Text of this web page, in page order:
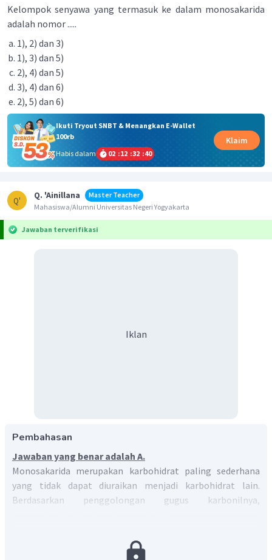
Kelompok senyawa yang termasuk ke dalam monosakarida
adalah nomor .....
1), 2) dan 3)
1), 3) dan 5)
2), 4) dan 5)
3), 4) dan 6)
2), 5) dan 6)
Ikuti Tryout SNBT & Menangkan E-Wallet
100rb
Habis dalam
02 :12 :32 :40
Klaim
Q'
Q. 'Ainillana
Master Teacher
Mahasiswa/Alumni Universitas Negeri Yogyakarta
Jawaban terverifikasi
Iklan
Pembahasan
Jawaban yang benar adalah A.
Monosakarida merupakan karbohidrat paling sederhana
yang tidak dapat diuraikan menjadi karbohidrat lain.
Berdasarkan penggolongan gugus karbonilnya,
Aldosa mengandung gugus fungsi aldehida, yaitu